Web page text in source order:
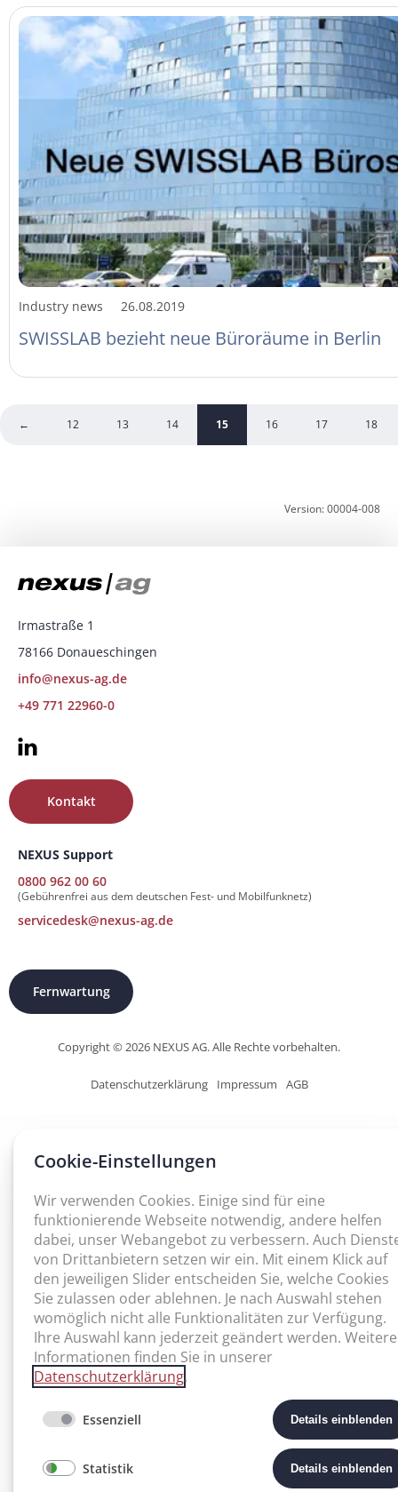
Industry news 26.08.2019
SWISSLAB bezieht neue Büroräume in Berlin
← 12 13 14 15 16 17 18
Version: 00004-008
Irmastraße 1
78166 Donaueschingen
info@nexus-ag.de
+49 771 22960-0
NEXUS Support
0800 962 00 60
(Gebührenfrei aus dem deutschen Fest- und Mobilfunknetz)
servicedesk@nexus-ag.de
Kontakt
Fernwartung
Copyright © 2026 NEXUS AG. Alle Rechte vorbehalten.
Datenschutzerklärung Impressum AGB
Cookie-Einstellungen
Wir verwenden Cookies. Einige sind für eine
funktionierende Webseite notwendig, andere helfen
dabei, unser Webangebot zu verbessern. Auch
von Drittanbietern setzen wir ein. Mit einem Klick auf
den jeweiligen Slider entscheiden Sie, welche Cookies
Sie zulassen oder ablehnen. Je nach Auswahl stehen
womöglich nicht alle Funktionalitäten zur Verfügung.
Ihre Auswahl kann jederzeit geändert werden. Weitere
Informationen finden Sie in unserer
Datenschutzerklärung.
Essenziell Details einblenden
Statistik Details einblenden